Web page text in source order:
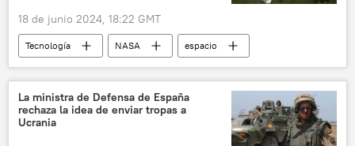
18 de junio 2024, 18:22 GMT
Tecnología NASA
espacio
EEUU
🚀 Conquista espacial
CST-100 Starliner
La ministra de Defensa de España
rechaza la idea de enviar tropas a
Ucrania